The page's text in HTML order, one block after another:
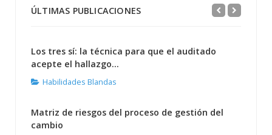
ÚLTIMAS PUBLICACIONES
Los tres sí: la técnica para que el auditado
acepte el hallazgo...
Habilidades Blandas
Matriz de riesgos del proceso de gestión del
cambio